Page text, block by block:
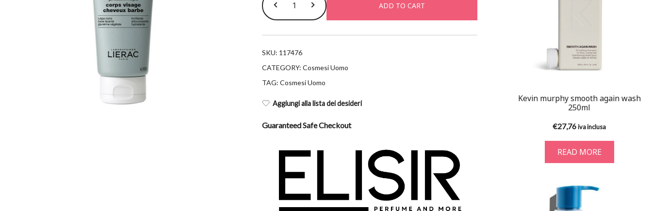
homme
gel
doccia
quantity
ADD TO CART
SKU: 117476
CATEGORY: Cosmesi Uomo
TAG: Cosmesi Uomo
Aggiungi alla lista dei desideri
Guaranteed Safe Checkout
Kevin murphy smooth again wash
250ml
€27,76iva inclusa
READ MORE